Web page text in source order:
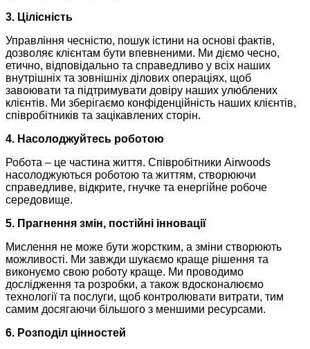
3. Цілісність
Управління чесністю, пошук істини на основі фактів,
дозволяє клієнтам бути впевненими. Ми діємо чесно,
етично, відповідально та справедливо у всіх наших
внутрішніх та зовнішніх ділових операціях, щоб
завоювати та підтримувати довіру наших улюблених
клієнтів. Ми зберігаємо конфіденційність наших клієнтів,
співробітників та зацікавлених сторін.
4. Насолоджуйтесь роботою
Робота – це частина життя. Співробітники Airwoods
насолоджуються роботою та життям, створюючи
справедливе, відкрите, гнучке та енергійне робоче
середовище.
5. Прагнення змін, постійні інновації
Мислення не може бути жорстким, а зміни створюють
можливості. Ми завжди шукаємо краще рішення та
виконуємо свою роботу краще. Ми проводимо
дослідження та розробки, а також вдосконалюємо
технології та послуги, щоб контролювати витрати, тим
самим досягаючи більшого з меншими ресурсами.
6. Розподіл цінностей